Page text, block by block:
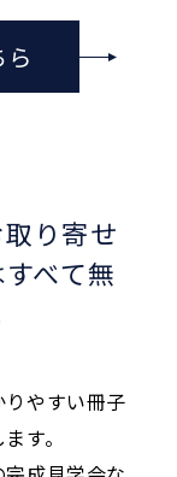
り寄せ
べて無
やすい冊子
す。